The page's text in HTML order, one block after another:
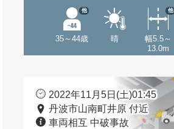
35～44歳
他
晴
幅5.5～
13.0m
他
2022年11月5日(土)01:45
丹波市山南町井原 付近
車両相互 中破事故